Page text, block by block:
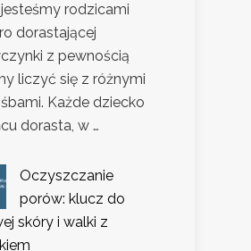
rodzicami
dorastającej
z pewnością
liczyć się z różnymi
Każde dziecko
dorasta, w …
Oczyszczanie
porów: klucz do
skóry i walki z